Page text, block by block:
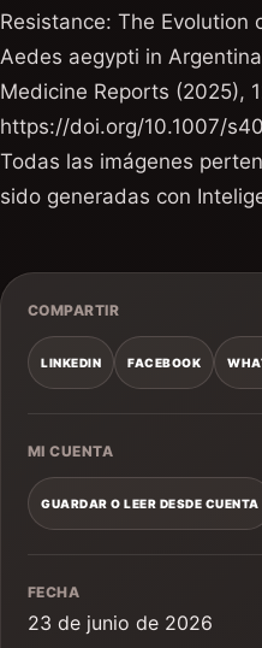
Resistance: The Evolution
Aedes aegypti in
Medicine Reports (2025),
https://doi.org/10.1007/
Todas las imágenes
sido generadas con
COMPARTIR
LINKEDIN FACEBOOK
MI CUENTA
GUARDAR O LEER DESDE CUENTA
FECHA
23 de junio de 2026